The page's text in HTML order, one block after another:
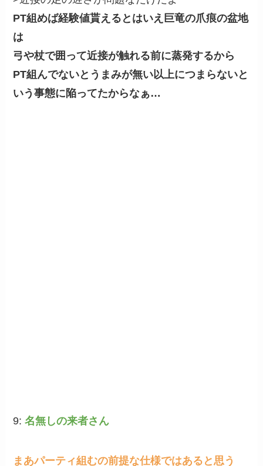
PT組めば経験値貰えるとはいえ巨竜の爪痕の盆地
は
弓や杖で囲って近接が触れる前に蒸発するから
PT組んでないとうまみが無い以上につまらないと
いう事態に陥ってたからなぁ…
9:名無しの来者さん
まあパーティ組むの前提な仕様ではあると思う